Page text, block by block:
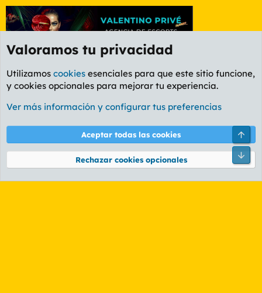
Etiquetas
Cookies
PL OLDSTYLE AMARILLO
Términos y reglas Política de privacidad Ayuda
Community platform by XenForo® © 2010-2026 XenForo Ltd.
Valoramos tu privacidad
Utilizamos cookies esenciales para que este sitio funcione,
y cookies opcionales para mejorar tu experiencia.
Ver más información y configurar tus preferencias
Aceptar todas las cookies
Rechazar cookies opcionales
Pie